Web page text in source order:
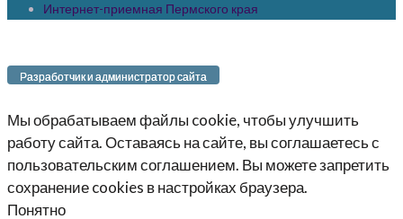
Интернет-приемная Пермского края
Разработчик и администратор сайта
Мы обрабатываем файлы cookie, чтобы улучшить
работу сайта. Оставаясь на сайте, вы соглашаетесь с
пользовательским соглашением. Вы можете запретить
сохранение cookies в настройках браузера.
Понятно